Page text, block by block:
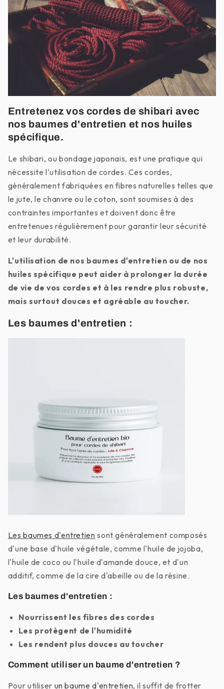
Entretenez vos cordes de shibari avec
nos baumes d'entretien et nos huiles
spécifique.
Le shibari, ou bondage japonais, est une pratique qui
nécessite l'utilisation de cordes. Ces cordes,
généralement fabriquées en fibres naturelles telles que
le jute, le chanvre ou le coton, sont soumises à des
contraintes importantes et doivent donc être
entretenues régulièrement pour garantir leur sécurité
et leur durabilité.
L'utilisation de nos baumes d'entretien ou de nos
huiles spécifique peut aider à prolonger la durée
de vie de vos cordes et à les rendre plus robuste,
mais surtout douces et agréable au toucher.
Les baumes d'entretien :
Les baumes d'entretien sont généralement composés
d'une base d'huile végétale, comme l'huile de jojoba,
l'huile de coco ou l'huile d'amande douce, et d'un
additif, comme de la cire d'abeille ou de la résine.
Les baumes d'entretien :
Nourrissent les fibres des cordes
Les protègent de l'humidité
Les rendent plus douces au toucher
Comment utiliser un baume d'entretien ?
Pour utiliser un baume d'entretien, il suffit de frotter